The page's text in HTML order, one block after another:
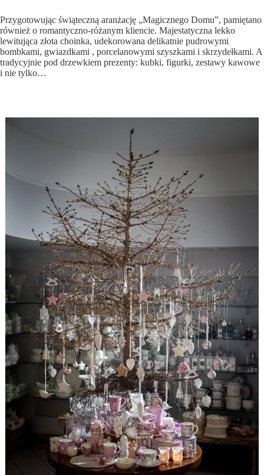
Przygotowując świąteczną aranżację „Magicznego Domu”, pamiętano
również o romantyczno-różanym kliencie. Majestatyczna lekko
lewitująca złota choinka, udekorowana delikatnie pudrowymi
bombkami, gwiazdkami , porcelanowymi szyszkami i skrzydełkami. A
tradycyjnie pod drzewkiem prezenty: kubki, figurki, zestawy kawowe
i nie tylko…